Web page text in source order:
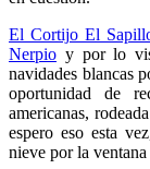
El Cortijo El
Nerpio y por lo
navidades blancas
oportunidad de
americanas,
espero eso esta
nieve por la